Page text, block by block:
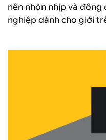
nên nhộn nhịp và đông
nghiệp dành cho giới